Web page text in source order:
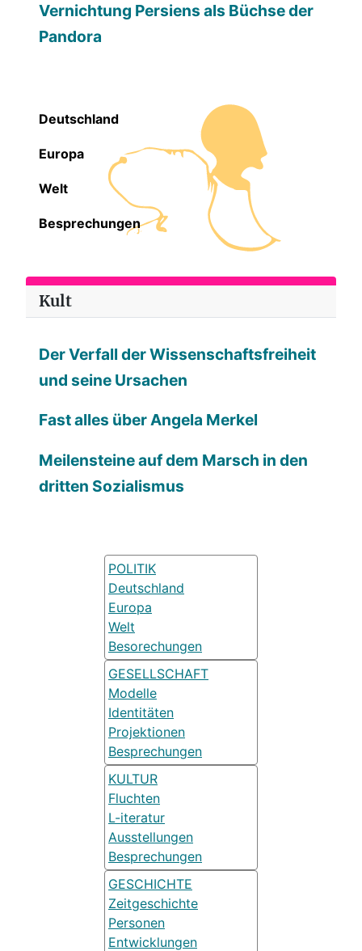
Vernichtung Persiens als Büchse der
Pandora
Deutschland
Europa
Welt
Besprechungen
Kult
Der Verfall der Wissenschaftsfreiheit
und seine Ursachen
Fast alles über Angela Merkel
Meilensteine auf dem Marsch in den
dritten Sozialismus
POLITIK
Deutschland
Europa
Welt
Besorechungen
GESELLSCHAFT
Modelle
Identitäten
Projektionen
Besprechungen
KULTUR
Fluchten
L-iteratur
Ausstellungen
Besprechungen
GESCHICHTE
Zeitgeschichte
Personen
Entwicklungen